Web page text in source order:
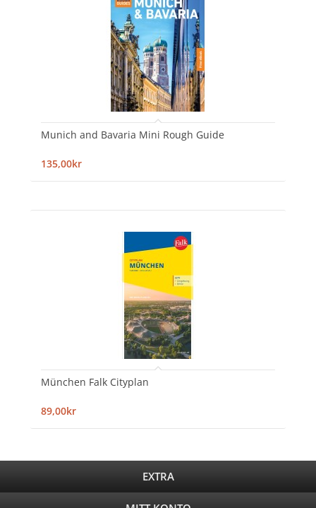
Munich and Bavaria Mini Rough Guide
135,00kr
München Falk Cityplan
89,00kr
EXTRA